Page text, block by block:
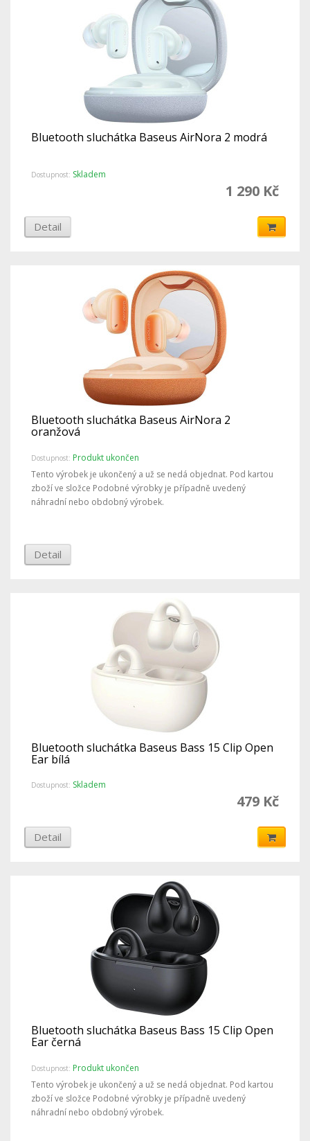
Bluetooth sluchátka Baseus AirNora 2 modrá
Dostupnost: Skladem
1 290 Kč
Detail
Bluetooth sluchátka Baseus AirNora 2
oranžová
Dostupnost: Produkt ukončen
Tento výrobek je ukončený a už se nedá objednat. Pod kartou
zboží ve složce Podobné výrobky je případně uvedený
náhradní nebo obdobný výrobek.
Detail
Bluetooth sluchátka Baseus Bass 15 Clip Open
Ear bílá
Dostupnost: Skladem
479 Kč
Detail
Bluetooth sluchátka Baseus Bass 15 Clip Open
Ear černá
Dostupnost: Produkt ukončen
Tento výrobek je ukončený a už se nedá objednat. Pod kartou
zboží ve složce Podobné výrobky je případně uvedený
náhradní nebo obdobný výrobek.